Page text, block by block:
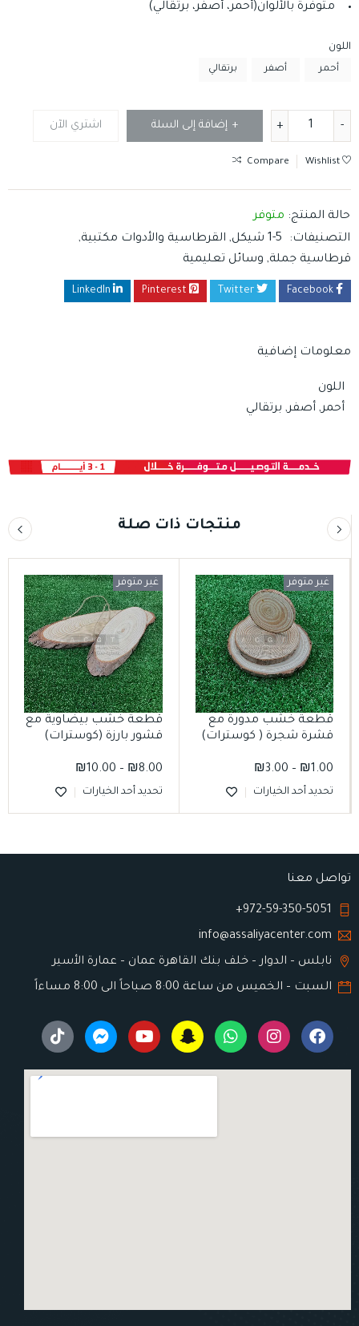
متوفرة بالألوان(أحمر، أصفر، برتقالي)
اللون
أحمر أصفر برتقالي
إضافة إلى السلة اشتري الآن
Wishlist
Compare
حالة المنتج: متوفر
التصنيفات:
1-5 شيكل , القرطاسية والأدوات مكتبية,
قرطاسية جملة, وسائل تعليمية
Facebook
Twitter
Pinterest
LinkedIn
معلومات إضافية
اللون
أحمر, أصفر, برتقالي
منتجات ذات صلة
قطعة خشب مدورة مع
قشرة شجرة ( كوسترات)
غير متوفر
₪1.00
–
₪3.00
تحديد أحد الخيارات
قطعة خشب بيضاوية مع
قشور بارزة (كوسترات)
غير متوفر
₪8.00
–
₪10.00
تحديد أحد الخيارات
تواصل معنا
972-59-350-5051+
info@assaliyacenter.com
نابلس – الدوار – خلف بنك القاهرة عمان – عمارة الأسير
السبت – الخميس من ساعة 8:00 صباحاً الى 8:00 مساءاً